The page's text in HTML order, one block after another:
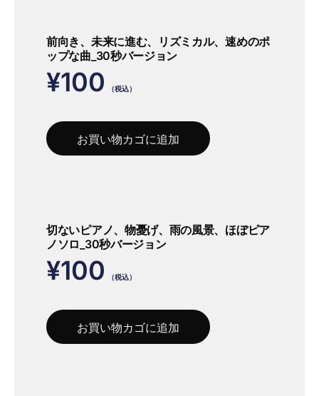
前向き、未来に進む、リズミカル、速めのポ
ップな曲_30秒バージョン
¥100 （税込）
お買い物カゴに追加
切ないピアノ、物憂げ、雨の風景、ほぼピア
ノソロ_30秒バージョン
¥100 （税込）
お買い物カゴに追加